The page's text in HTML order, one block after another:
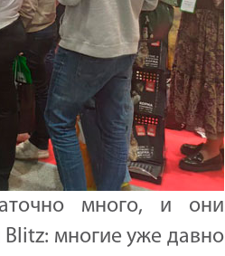
много, и они
многие уже давно